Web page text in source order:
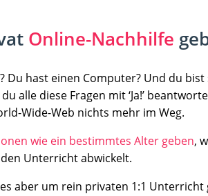
Online-Nachhilfe
Du hast einen Computer? Und du
alle diese Fragen mit ‘Ja!’
Wide-Web nichts mehr im Weg.
wie ein bestimmtes Alter geben,
Unterricht abwickelt.
aber um rein privaten 1:1 Unterricht